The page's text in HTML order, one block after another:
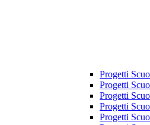
Progetti
Progetti
Progetti
Progetti
Progetti